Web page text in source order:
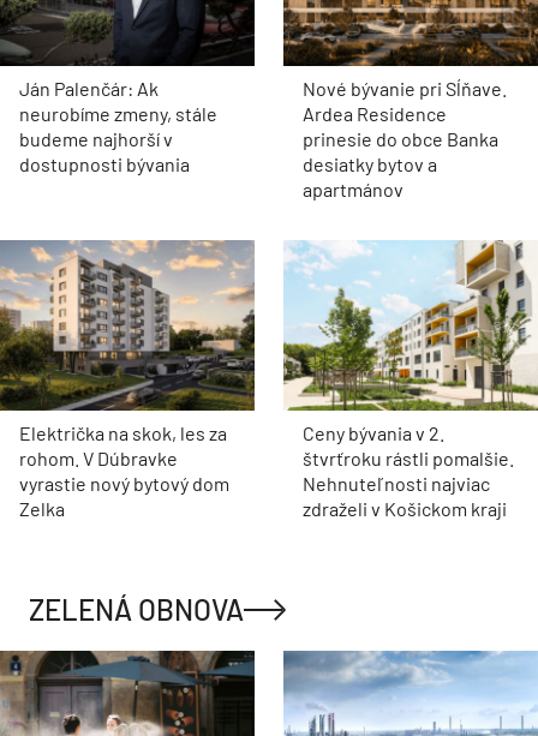
Ján Palenčár: Ak
neurobíme zmeny, stále
budeme najhorší v
dostupnosti bývania
Nové bývanie pri Sĺňave.
Ardea Residence
prinesie do obce Banka
desiatky bytov a
apartmánov
Električka na skok, les za
rohom. V Dúbravke
vyrastie nový bytový dom
Zelka
Ceny bývania v 2.
štvrťroku rástli pomalšie.
Nehnuteľnosti najviac
zdraželi v Košickom kraji
ZELENÁ OBNOVA